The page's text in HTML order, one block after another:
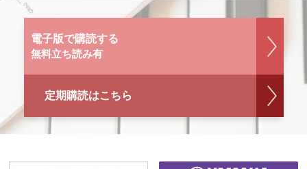
電子版で購読する
無料立ち読み有
定期購読はこちら